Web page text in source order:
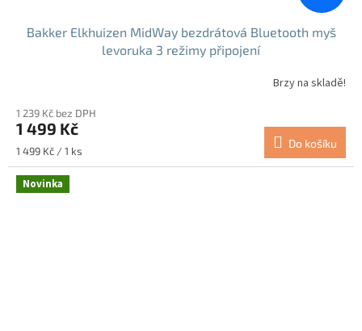
Bakker Elkhuizen MidWay bezdrátová Bluetooth myš
levoruka 3 režimy připojení
Brzy na skladě!
1 239 Kč bez DPH
1 499 Kč
Měrná
cena:
1 499 Kč / 1 ks
Do košíku
Novinka